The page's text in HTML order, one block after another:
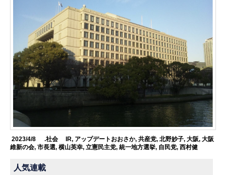
2023/4/8 .社会 IR, アップデートおおさか, 共産党, 北野妙子, 大阪, 大阪
維新の会,市長選,横山英幸,立憲民主党,統一地方選挙, 自民党,西村健
人気連載